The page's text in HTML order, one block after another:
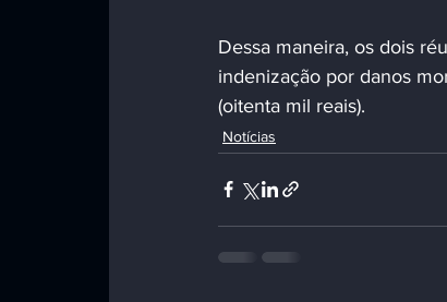
Dessa maneira, os dois
indenização por danos
(oitenta mil reais).
Notícias